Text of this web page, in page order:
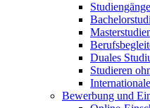
Studiengänge
Duales
Studieren
Bewerbung und